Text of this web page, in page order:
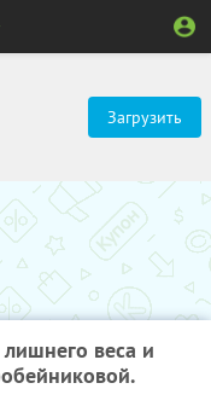
Загрузить
веса и